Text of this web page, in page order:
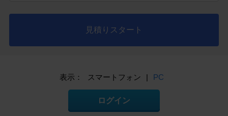
見積りスタート
表示： スマートフォン | PC
ログイン